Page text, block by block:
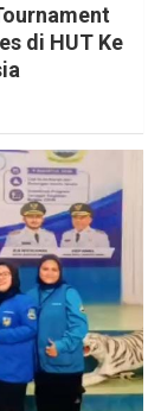
di HUT Ke